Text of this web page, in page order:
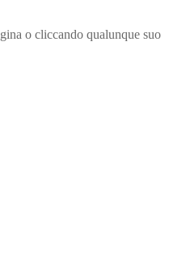
o cliccando qualunque suo